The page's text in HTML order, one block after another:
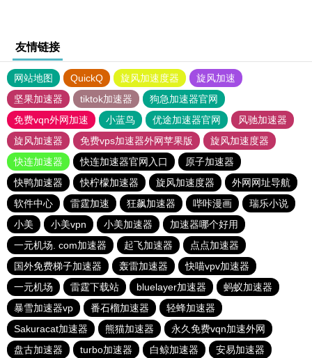
友情链接
网站地图 QuickQ 旋风加速度器
旋风加速
坚果加速器
tiktok加速器
狗急加速器官网
免费vqn外网加速
小蓝鸟 优途加速器官网
风驰加速器
旋风加速器
免费vps加速器外网苹果版
旋风加速度器
快连加速器
快连加速器官网入口
原子加速器
快鸭加速器
快柠檬加速器 旋风加速度器
外网网址导航
软件中心
雷霆加速 狂飙加速器 哔咔漫画
瑞乐小说
小美
小美vpn 小美加速器
加速器哪个好用
一元机场. com加速器
起飞加速器
点点加速器
国外免费梯子加速器
轰雷加速器
快喵vpv加速器
一元机场
雷霆下载站 bluelayer加速器
蚂蚁加速器
暴雪加速器vp
番石榴加速器
轻蜂加速器
Sakuracat加速器
熊猫加速器
永久免费vqn加速外网
盘古加速器
turbo加速器 白鲸加速器 安易加速器